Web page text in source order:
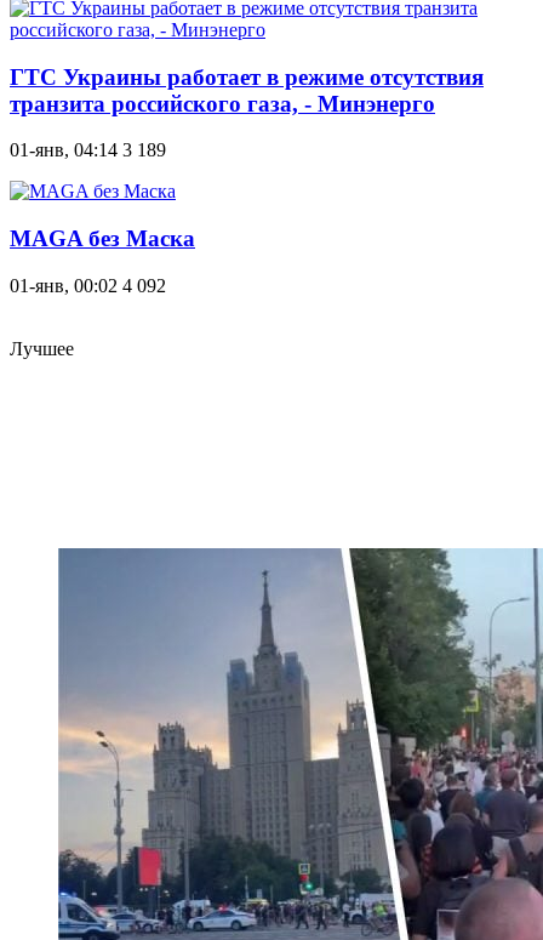
ГТС Украины работает в режиме отсутствия
транзита российского газа, - Минэнерго
01-янв, 04:14 3 189
MAGA без Маска
01-янв, 00:02 4 092
Лучшее